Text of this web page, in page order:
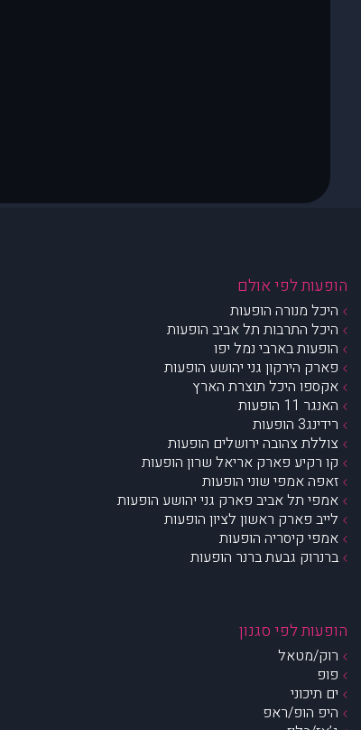
הופעות לפי אולם
היכל מנורה הופעות
היכל התרבות תל אביב הופעות
הופעות בארבי נמל יפו
פארק הירקון גני יהושע הופעות
אקספו היכל תוצרת הארץ
האנגר 11 הופעות
רידינג3 הופעות
צוללת צהובה ירושלים הופעות
קו רקיע פארק אריאל שרון הופעות
זאפה אמפי שוני הופעות
אמפי תל אביב פארק גני יהושע הופעות
לייב פארק ראשון לציון הופעות
אמפי קיסריה הופעות
ברנרוק גבעת ברנר הופעות
הופעות לפי סגנון
רוק/מטאל
פופ
ים תיכוני
היפ הופ/ראפ